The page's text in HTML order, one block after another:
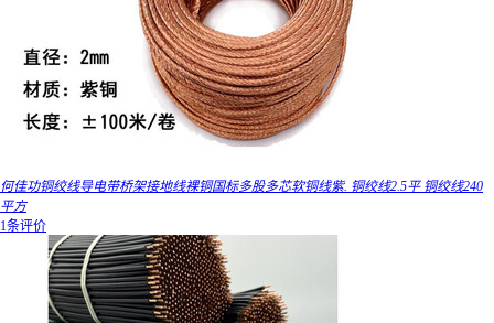
何佳功铜绞线导电带桥架接地线裸铜国标多股多芯软铜线紫. 铜绞线2.5平 铜绞线240
平方
1条评价